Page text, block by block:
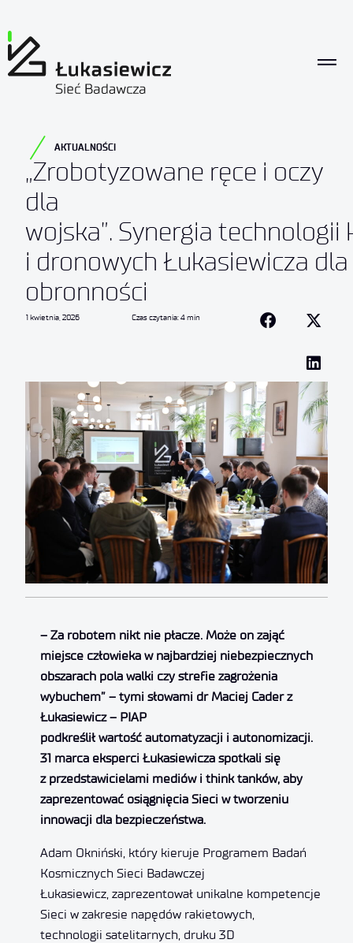
AKTUALNOŚCI
„Zrobotyzowane ręce i oczy
dla
wojska”. Synergia technologii
i dronowych Łukasiewicza dla
obronności
1 kwietnia, 2026 Czas czytania: 4 min
– Za robotem nikt nie płacze. Może on zająć
miejsce człowieka w najbardziej niebezpiecznych
obszarach pola walki czy strefie zagrożenia
wybuchem” – tymi słowami dr Maciej Cader z
Łukasiewicz – PIAP
podkreślił wartość automatyzacji i autonomizacji.
31 marca eksperci Łukasiewicza spotkali się
z przedstawicielami mediów i think tanków, aby
zaprezentować osiągnięcia Sieci w tworzeniu
innowacji dla bezpieczeństwa.
Adam Okniński, który kieruje Programem Badań
Kosmicznych Sieci Badawczej
Łukasiewicz, zaprezentował unikalne kompetencje
Sieci w zakresie napędów rakietowych,
technologii satelitarnych, druku 3D